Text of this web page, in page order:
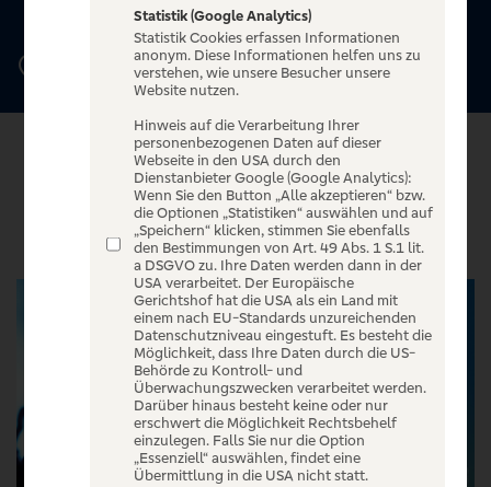
Domsheide 6-8, 28195 Bremen
VERANSTALTUNGEN
Statistik (Google Analytics)
Statistik Cookies erfassen Informationen
anonym. Diese Informationen helfen uns zu
verstehen, wie unsere Besucher unsere
Website nutzen.
Hinweis auf die Verarbeitung Ihrer
personenbezogenen Daten auf dieser
Webseite in den USA durch den
Dienstanbieter Google (Google Analytics):
Wenn Sie den Button „Alle akzeptieren“ bzw.
die Optionen „Statistiken“ auswählen und auf
„Speichern“ klicken, stimmen Sie ebenfalls
den Bestimmungen von Art. 49 Abs. 1 S.1 lit.
a DSGVO zu. Ihre Daten werden dann in der
USA verarbeitet. Der Europäische
Gerichtshof hat die USA als ein Land mit
einem nach EU-Standards unzureichenden
Datenschutzniveau eingestuft. Es besteht die
Möglichkeit, dass Ihre Daten durch die US-
Behörde zu Kontroll- und
Überwachungszwecken verarbeitet werden.
Darüber hinaus besteht keine oder nur
erschwert die Möglichkeit Rechtsbehelf
einzulegen. Falls Sie nur die Option
„Essenziell“ auswählen, findet eine
Übermittlung in die USA nicht statt.